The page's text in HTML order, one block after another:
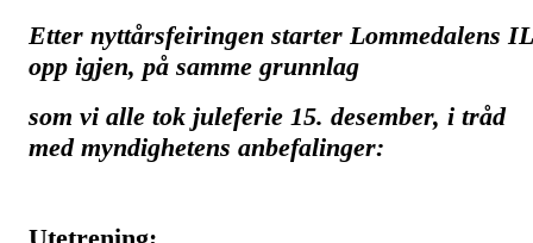
Etter nyttårsfeiringen starter Lommedalens IL
opp igjen, på samme grunnlag
som vi alle tok juleferie 15. desember, i tråd
med myndighetens anbefalinger: